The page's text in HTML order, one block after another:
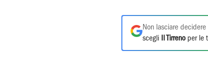
Non lasciare decidere
scegli
Il Tirrenoper le